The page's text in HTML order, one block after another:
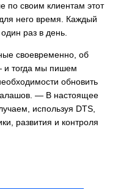
по своим клиентам этот
него время. Каждый
раз в день.
своевременно, об
и тогда мы пишем
обновить
— В настоящее
используя DTS,
развития и контроля